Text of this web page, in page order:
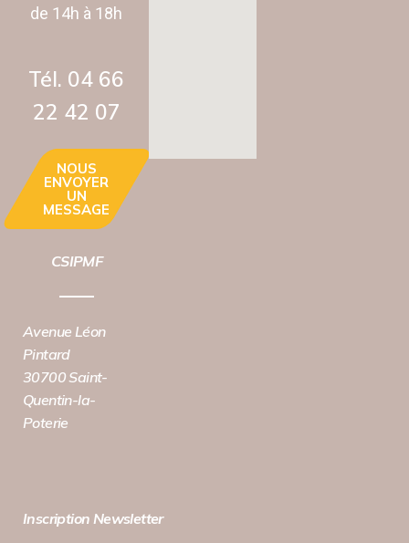
de 14h à 18h
Tél. 04 66
22 42 07‬
NOUS
ENVOYER
UN
MESSAGE
CSIPMF
Avenue Léon
Pintard
30700 Saint-
Quentin-la-
Poterie
Inscription Newsletter